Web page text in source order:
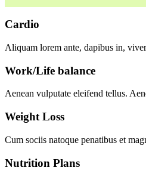
Cardio
Aliquam lorem ante, dapibus in,
Work/Life balance
Aenean vulputate eleifend tellus.
Weight Loss
Cum sociis natoque penatibus et
Nutrition Plans